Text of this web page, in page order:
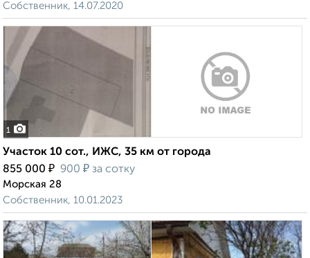
Собственник, 14.07.2020
1
Участок 10 сот., ИЖС, 35 км от города
855 000 ₽ 900 ₽ за сотку
Морская 28
Собственник, 10.01.2023